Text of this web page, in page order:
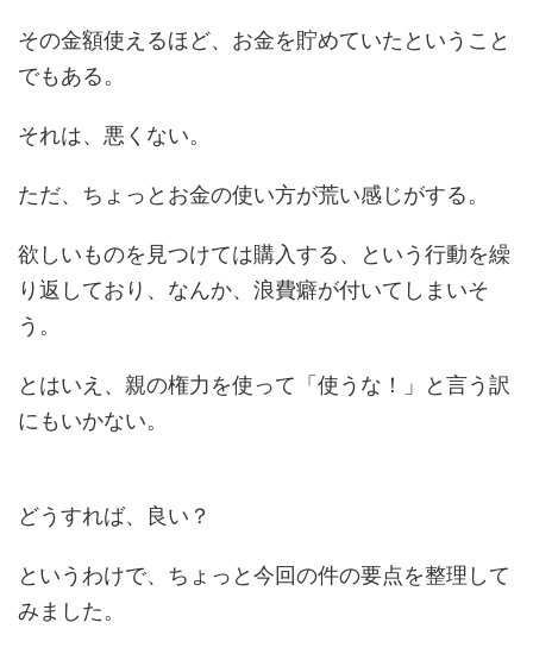
その金額使えるほど、お金を貯めていたということ
でもある。
それは、悪くない。
ただ、ちょっとお金の使い方が荒い感じがする。
欲しいものを見つけては購入する、という行動を繰
り返しており、なんか、浪費癖が付いてしまいそ
う。
とはいえ、親の権力を使って「使うな！」と言う訳
にもいかない。
どうすれば、良い？
というわけで、ちょっと今回の件の要点を整理して
みました。